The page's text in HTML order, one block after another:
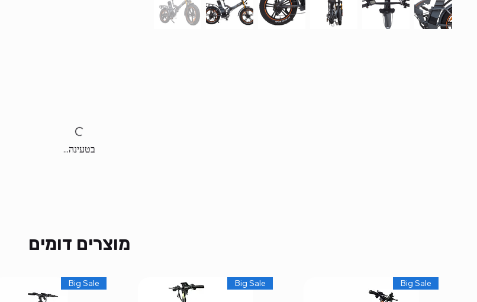
בטעינה...
מוצרים דומים
Big Sale
Big Sale
Big Sale